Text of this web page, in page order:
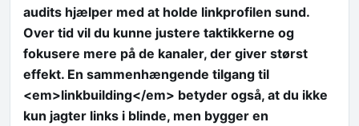
audits hjælper med at holde linkprofilen sund.
Over tid vil du kunne justere taktikkerne og
fokusere mere på de kanaler, der giver størst
effekt. En sammenhængende tilgang til
<em>linkbuilding</em> betyder også, at du ikke
kun jagter links i blinde, men bygger en